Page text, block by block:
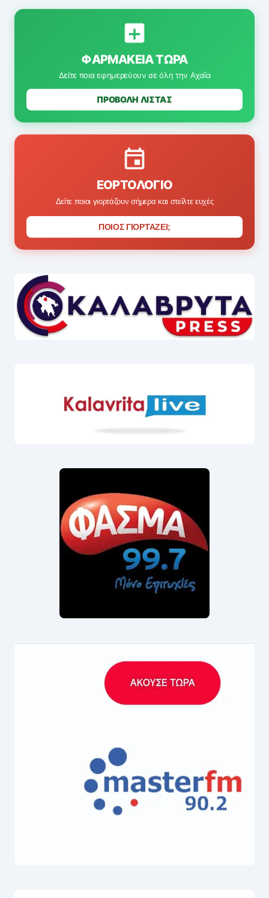
ΦΑΡΜΑΚΕΊΑ ΤΏΡΑ
Δείτε ποια εφημερεύουν σε όλη την Αχαΐα
ΠΡΟΒΟΛΗ ΛΙΣΤΑΣ
ΕΟΡΤΟΛΌΓΙΟ
Δείτε ποιοι γιορτάζουν σήμερα και στείλτε ευχές
ΠΟΙΟΣ ΓΙΟΡΤΑΖΕΙ;